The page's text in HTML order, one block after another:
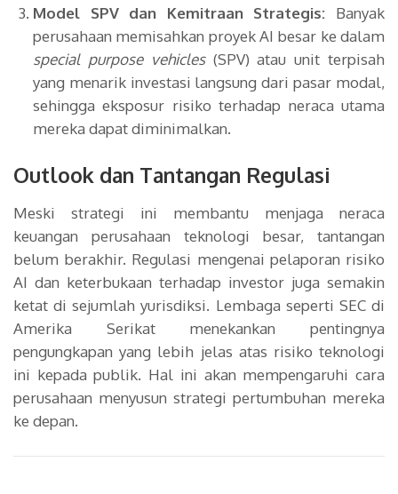
Model SPV dan Kemitraan Strategis: Banyak
perusahaan memisahkan proyek AI besar ke dalam
special purpose vehicles(SPV) atau unit terpisah
yang menarik investasi langsung dari pasar modal,
sehingga eksposur risiko terhadap neraca utama
mereka dapat diminimalkan.
Outlook dan Tantangan Regulasi
Meski strategi ini membantu menjaga neraca
keuangan perusahaan teknologi besar, tantangan
belum berakhir. Regulasi mengenai pelaporan risiko
AI dan keterbukaan terhadap investor juga semakin
ketat di sejumlah yurisdiksi. Lembaga seperti SEC di
Amerika Serikat menekankan pentingnya
pengungkapan yang lebih jelas atas risiko teknologi
ini kepada publik. Hal ini akan mempengaruhi cara
perusahaan menyusun strategi pertumbuhan mereka
ke depan.